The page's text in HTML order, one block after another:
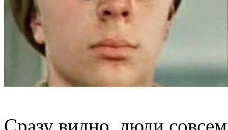
Сразу видно, люди